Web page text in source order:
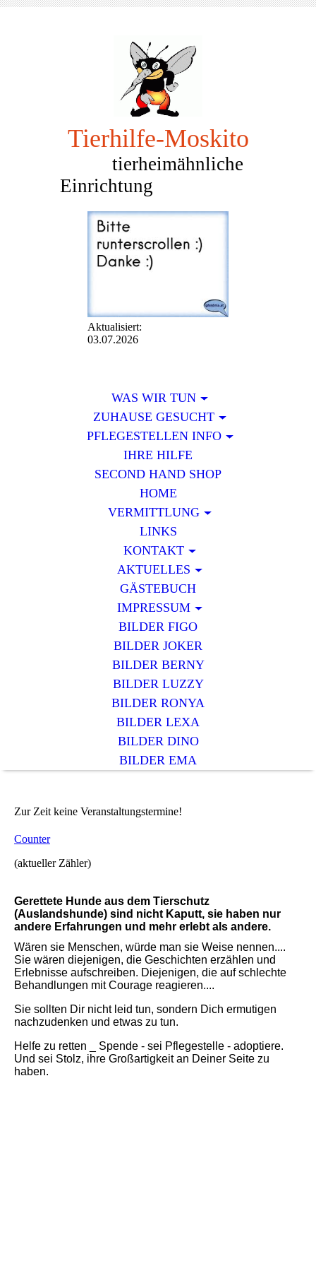
Tierhilfe-Moskito
tierheimähnliche
Einrichtung
Aktualisiert:
03.07.2026
WAS WIR TUN
ZUHAUSE GESUCHT
PFLEGESTELLEN INFO
IHRE HILFE
SECOND HAND SHOP
HOME
VERMITTLUNG
LINKS
KONTAKT
AKTUELLES
GÄSTEBUCH
IMPRESSUM
BILDER FIGO
BILDER JOKER
BILDER BERNY
BILDER LUZZY
BILDER RONYA
BILDER LEXA
BILDER DINO
BILDER EMA
Zur Zeit keine Veranstaltungstermine!
Counter
(aktueller Zähler)
Gerettete Hunde aus dem Tierschutz
(Auslandshunde) sind nicht Kaputt, sie haben nur
andere Erfahrungen und mehr erlebt als andere.
Wären sie Menschen, würde man sie Weise nennen....
Sie wären diejenigen, die Geschichten erzählen und
Erlebnisse aufschreiben. Diejenigen, die auf schlechte
Behandlungen mit Courage reagieren....
Sie sollten Dir nicht leid tun, sondern Dich ermutigen
nachzudenken und etwas zu tun.
Helfe zu retten _ Spende - sei Pflegestelle - adoptiere.
Und sei Stolz, ihre Großartigkeit an Deiner Seite zu
haben.